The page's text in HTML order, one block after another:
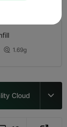
 1.69g
Cloud 